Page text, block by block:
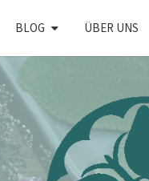
BLOG ÜBER UNS